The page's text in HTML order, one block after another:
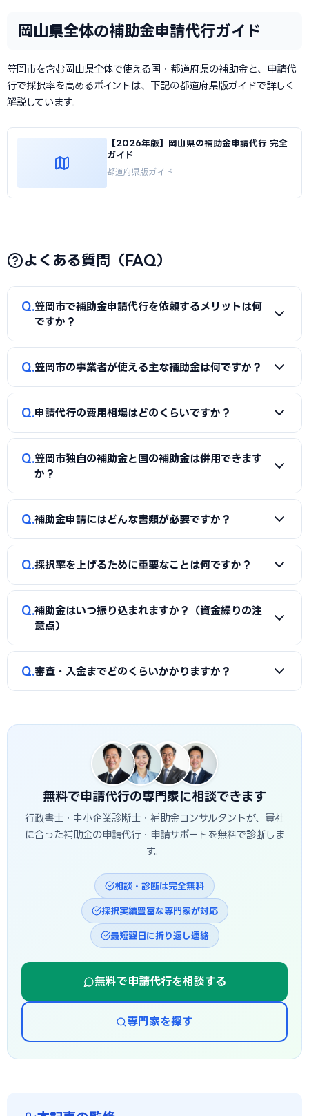
岡山県全体の補助金申請代行ガイド
笠岡市を含む岡山県全体で使える国・都道府県の補助金と、申請代
行で採択率を高めるポイントは、下記の都道府県版ガイドで詳しく
解説しています。
【2026年版】岡山県の補助金申請代行 完全
ガイド
都道府県版ガイド
よくある質問（FAQ）
Q 笠岡市で補助金申請代行を依頼するメリットは何
ですか？
A
補助金は事業計画書の完成度で採択率が大きく変わりま
成、必要書類の整備、申請システム（電子申請）の操作、採
択後の実績報告まで一貫してサポートを受けられます。本業に
Q 笠岡市の事業者が使える主な補助金は何ですか？
A
国の「ものづくり補助金」「IT導入補助金」「小規模事
投資補助金」に加え、笠岡市独自の補助金・助成金が活用で
きます。詳しくは本記事の「笠岡市独自の補助金制度」「国
の主要補助金」の各セクションをご覧ください。
Q 申請代行の費用相場はどのくらいですか？
A
一般的に「着手金（無料〜数万円）＋成功報酬（採択額
の10〜15%程度）」の体系が多く、完全成功報酬型の事務所
約前に見積もりと報酬条件を必ず確認しましょう。当サイト
では笠岡市に対応した実績豊富な専門家を無料でご紹介して
Q 笠岡市独自の補助金と国の補助金は併用できます
か？
A
同一経費への重複申請はできませんが、対象経費を「設備
金）」のように分けることで、異なる経費項目について両方
を活用できるケースがあります。経費按分の計画は事前に専門
Q 補助金申請にはどんな書類が必要ですか？
A
一般的に、事業計画書、見積書、決算書（直近2期分）、
類（賃上げ表明・事業継続力強化計画の認定等）も求められ
ます。申請代行ではこれらの書類整備と不備チェックを代行
し、差し戻しによる遅延を防ぎます。
Q 採択率を上げるために重要なことは何ですか？
A
①公募要領の加点項目を漏れなく満たすこと、②課題・解
決策・効果を定量的（数値）で示すこと、③事業の革新性と
市の地域特性や自社の強みを盛り込んだ計画書ほど高く評価
されます。申請代行はこの作り込みを専門的に支援します。
Q 補助金はいつ振り込まれますか？（資金繰りの注
意点）
A
補助金は原則「後払い（精算払い）」です。採択後にいっ
Q 審査・入金までどのくらいかかりますか？
決定・事業実施・実績報告を経て入金されるため、申請から
入金まで半年〜1年程度かかるのが一般的です。笠岡市独自の
補助金は予算上限に達し次第終了する場合があるため、早め
の相談・申請が有利です。
無料で申請代行の専門家に相談できます
行政書士・中小企業診断士・補助金コンサルタントが、貴社
に合った補助金の申請代行・申請サポートを無料で診断しま
す。
相談・診断は完全無料
採択実績豊富な専門家が対応
最短翌日に折り返し連絡
無料で申請代行を相談する
専門家を探す